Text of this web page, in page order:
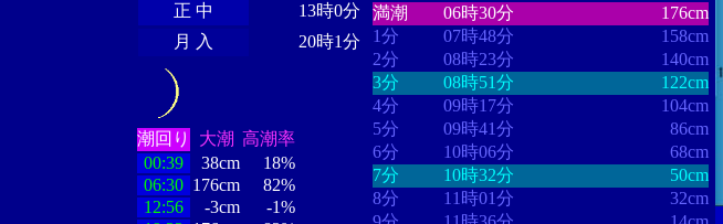
正 中
13時0分
月 入
20時1分
潮回り 大潮 高潮率
00:39
38cm
18%
06:30 176cm
82%
12:56
-3cm
-1%
満潮
06時30分
176cm
1分
07時48分
158cm
2分
08時23分
140cm
3分
08時51分
122cm
4分
09時17分
104cm
5分
09時41分
86cm
6分
10時06分
68cm
7分
10時32分
50cm
8分
11時01分
32cm